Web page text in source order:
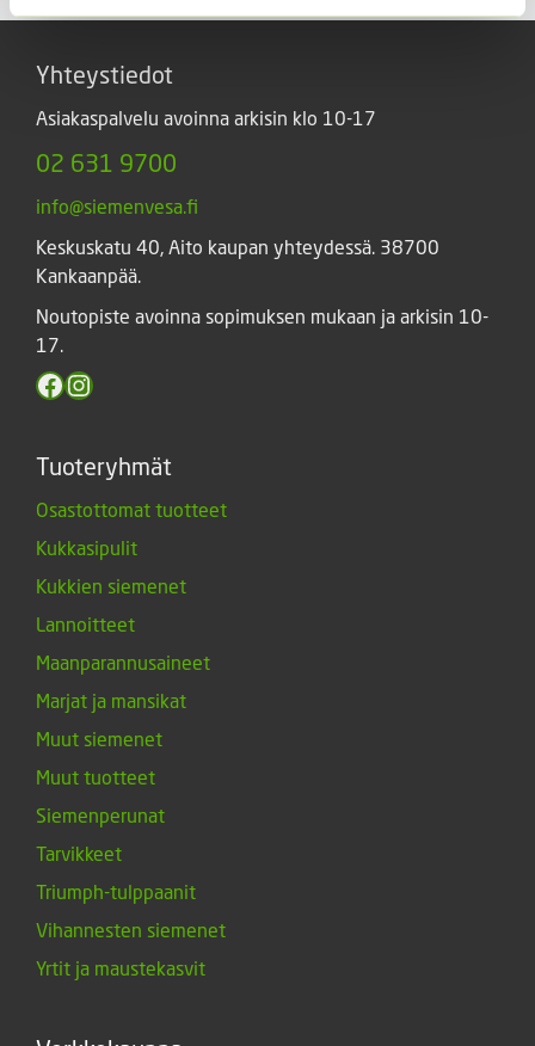
Yhteystiedot
Asiakaspalvelu avoinna arkisin klo 10-17
02 631 9700
info@siemenvesa.fi
Keskuskatu 40, Aito kaupan yhteydessä. 38700
Kankaanpää.
Noutopiste avoinna sopimuksen mukaan ja arkisin 10-
17.
Facebook
Instagram
Tuoteryhmät
Osastottomat tuotteet
Kukkasipulit
Kukkien siemenet
Lannoitteet
Maanparannusaineet
Marjat ja mansikat
Muut siemenet
Muut tuotteet
Siemenperunat
Tarvikkeet
Triumph-tulppaanit
Vihannesten siemenet
Yrtit ja maustekasvit